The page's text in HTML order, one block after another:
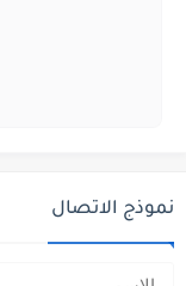
نموذج الاتصال